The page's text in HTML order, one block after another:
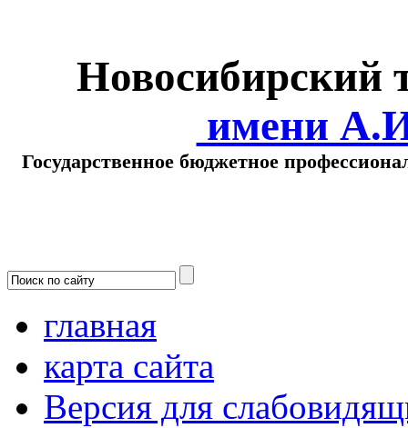
Новосибирский
имени
Государственное бюджетное
главная
карта сайта
Версия для